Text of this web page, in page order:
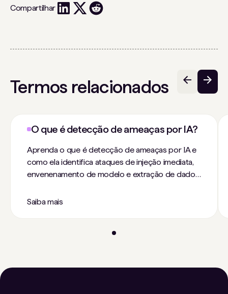
Compartilhar
Termos relacionados
O que é detecção de ameaças por IA?
Aprenda o que é detecção de ameaças por IA e
como ela identifica ataques de injeção imediata,
envenenamento de modelo e extração de dados
Saiba mais